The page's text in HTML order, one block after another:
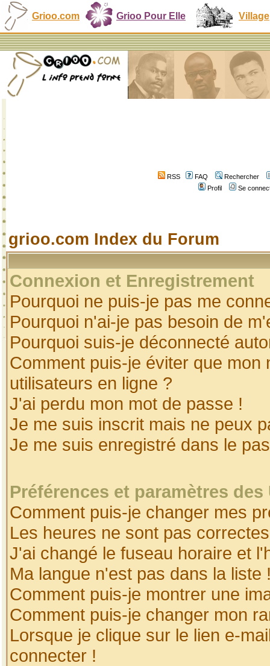
Grioo.com Grioo Pour Elle Village
RSS FAQ
Rechercher
Profil
Se
grioo.com Index du Forum
Connexion et Enregistrement
Pourquoi ne puis-je pas me
Pourquoi n'ai-je pas besoin de
Pourquoi suis-je déconnecté
Comment puis-je éviter que
utilisateurs en ligne ?
J'ai perdu mon mot de passe !
Je me suis inscrit mais ne peux
Je me suis enregistré dans le
Préférences et paramètres
Comment puis-je changer mes
Les heures ne sont pas
J'ai changé le fuseau horaire et
Ma langue n'est pas dans la liste
Comment puis-je montrer une
Comment puis-je changer mon
Lorsque je clique sur le lien e-
connecter !